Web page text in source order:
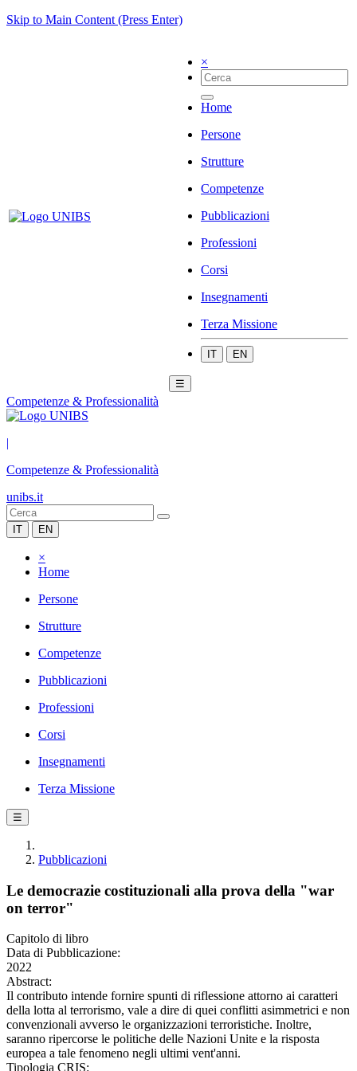
Skip to Main Content (Press Enter)
×
Home
Persone
Strutture
Competenze
Pubblicazioni
Professioni
Corsi
Insegnamenti
Terza Missione
IT EN
☰
Competenze & Professionalità
|
Competenze & Professionalità
unibs.it
IT EN
×
Home
Persone
Strutture
Competenze
Pubblicazioni
Professioni
Corsi
Insegnamenti
Terza Missione
☰
Pubblicazioni
Le democrazie costituzionali alla prova della "war
on terror"
Capitolo di libro
Data di Pubblicazione:
2022
Abstract:
Il contributo intende fornire spunti di riflessione attorno ai caratteri
della lotta al terrorismo, vale a dire di quei conflitti asimmetrici e non
convenzionali avverso le organizzazioni terroristiche. Inoltre,
saranno ripercorse le politiche delle Nazioni Unite e la risposta
europea a tale fenomeno negli ultimi vent'anni.
Tipologia CRIS: